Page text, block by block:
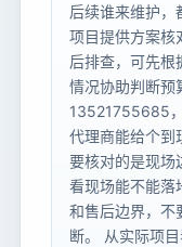
后续谁来维护，
项目提供方案核
后排查，可先根
情况协助判断预
13521755685
代理商能给个到
要核对的是现场
看现场能不能落
和售后边界，不
断。 从实际项